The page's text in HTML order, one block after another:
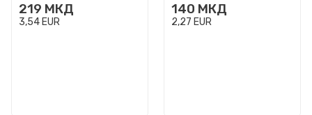
219 МКД
3,54 EUR
140 МКД
2,27 EUR